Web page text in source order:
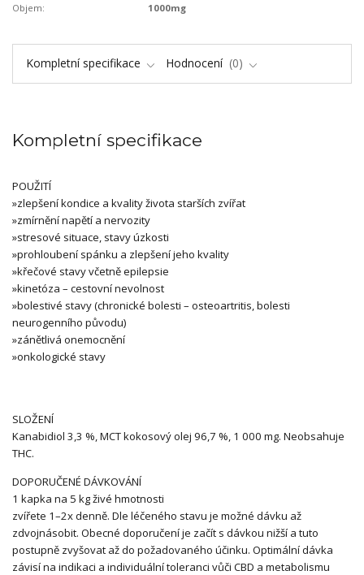
Objem:
1000mg
Kompletní specifikace Hodnocení 0
Kompletní specifikace
POUŽITÍ
»zlepšení kondice a kvalityživota starších zvířat
»zmírnění napětí a nervozity
»stresové situace, stavy úzkosti
»prohloubení spánku a zlepšeníjeho kvality
»křečové stavy včetně epilepsie
»kinetóza – cestovní nevolnost
»bolestivé stavy (chronické bolesti – osteoartritis, bolesti
neurogenního původu)
»zánětlivá onemocnění
»onkologické stavy
SLOŽENÍ
Kanabidiol 3,3 %, MCTkokosový olej 96,7 %, 1 000 mg. Neobsahuje
THC.
DOPORUČENÉ DÁVKOVÁNÍ
1 kapka na 5 kg živé hmotnosti
zvířete 1–2x denně. Dle léčeného stavu je možné dávku až
zdvojnásobit. Obecné doporučení je začít s dávkou nižší a tuto
postupně zvyšovat až do požadovaného účinku. Optimální dávka
závisí na indikaci a individuální toleranci vůči CBD a metabolismu